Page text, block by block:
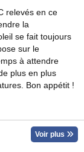
relevés en ce
la
se fait toujours
sur le
à attendre
plus en plus
Bon appétit !
Voir plus